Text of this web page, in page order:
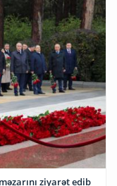
ziyarət edib